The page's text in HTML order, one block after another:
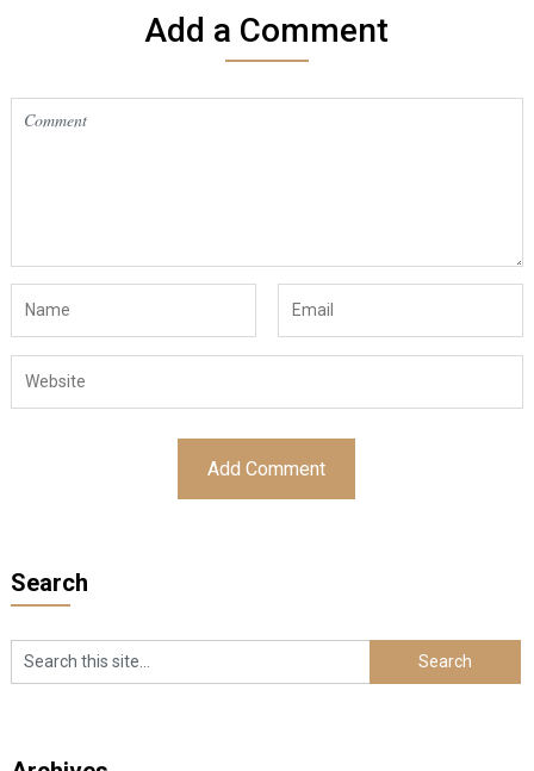
Add a Comment
Search